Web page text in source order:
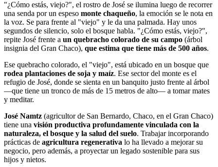
"¿Cómo estás, viejo?", el rostro de José se ilumina luego de recorrer
una senda por un espeso monte chaqueño, la emoción se le nota en
la voz. Se para frente al "viejo" y le da una palmada. Hay unos
segundos de silencio, solo el bosque habla. "¿Cómo estás, viejo?",
repite José frente a un quebracho colorado de su campo (árbol
insignia del Gran Chaco), que estima que tiene más de 500 años.
Ese quebracho colorado, el "viejo", está ubicado en un bosque que
rodea plantaciones de soja y maíz. Ese sector del monte es el
refugio de José, donde se sienta en un banquito justo frente al árbol
—que tiene un tronco de más de 15 metros de alto— a tomar mates
y meditar.
José Namtz (agricultor de San Bernardo, Chaco, en el Gran Chaco)
tiene una visión productiva profundamente vinculada con la
naturaleza, el bosque y la salud del suelo. Trabajar incorporando
prácticas de agricultura regenerativa lo ha llevado a mejorar su
negocio, pero además, a proyectar un legado sostenible para sus
hijos y nietos.